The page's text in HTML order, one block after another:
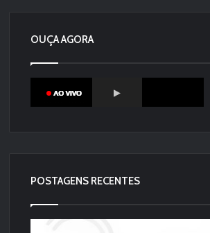
OUÇA AGORA
POSTAGENS RECENTES